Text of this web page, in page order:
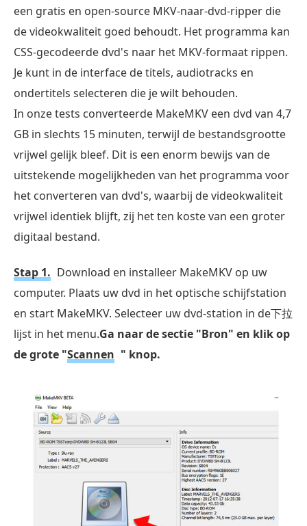
een gratis en open-source MKV-naar-dvd-ripper die
de videokwaliteit goed behoudt. Het programma kan
CSS-gecodeerde dvd's naar het MKV-formaat rippen.
Je kunt in de interface de titels, audiotracks en
ondertitels selecteren die je wilt behouden.
In onze tests converteerde MakeMKV een dvd van 4,7
GB in slechts 15 minuten, terwijl de bestandsgrootte
vrijwel gelijk bleef. Dit is een enorm bewijs van de
uitstekende mogelijkheden van het programma voor
het converteren van dvd's, waarbij de videokwaliteit
vrijwel identiek blijft, zij het ten koste van een groter
digitaal bestand.
Stap 1. Download en installeer MakeMKV op uw
computer. Plaats uw dvd in het optische schijfstation
en start MakeMKV. Selecteer uw dvd-station in de下拉
lijst in het menu.Ga naar de sectie "Bron" en klik op
de grote "Scannen " knop.